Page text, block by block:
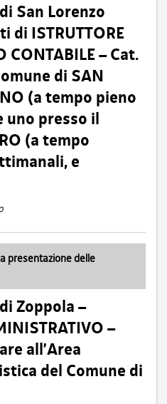
San Lorenzo
di ISTRUTTORE
– Cat.
di SAN
(a tempo pieno
uno presso il
(a tempo
e
presentazione delle
Zoppola –
–
all’Area
del Comune di